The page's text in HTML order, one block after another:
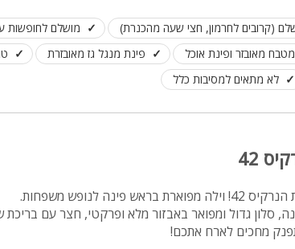
(קרובים לחרמון, חצי שעה מהכנרת) מושלם לחופשות עד 22
מאובזר ופינת אוכל
פינת מנגל גז מאובזרת
לא מתאים למסיבות כלל
42
לנופש משפחות.
9 חדרי שינה, סלון גדול ומפואר באבזור מלא ופרקטי, חצר עם
מחכים לארח אתכם!